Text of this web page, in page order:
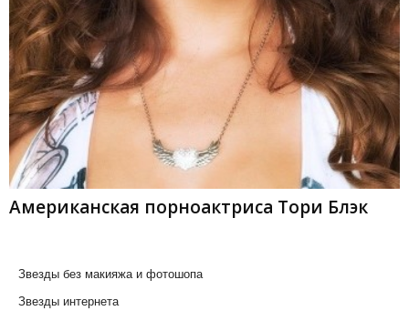
Американская порноактриса Тори Блэк
Звезды без макияжа и фотошопа
Звезды интернета